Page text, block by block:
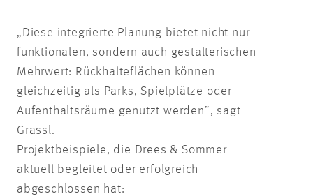
„Diese integrierte Planung bietet nicht nur
funktionalen, sondern auch gestalterischen
Mehrwert: Rückhalteflächen können
gleichzeitig als Parks, Spielplätze oder
Aufenthaltsräume genutzt werden”, sagt
Grassl.
Projektbeispiele, die Drees & Sommer
aktuell begleitet oder erfolgreich
abgeschlossen hat: